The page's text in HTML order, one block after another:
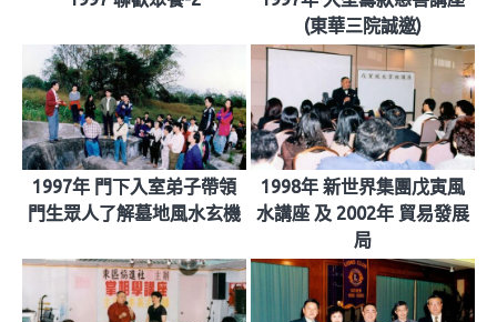
(東華三院誠邀)
1997年 門下入室弟子帶領
門生眾人了解墓地風水玄機
1998年 新世界集團戊寅風
水講座 及 2002年 貿易發展
局